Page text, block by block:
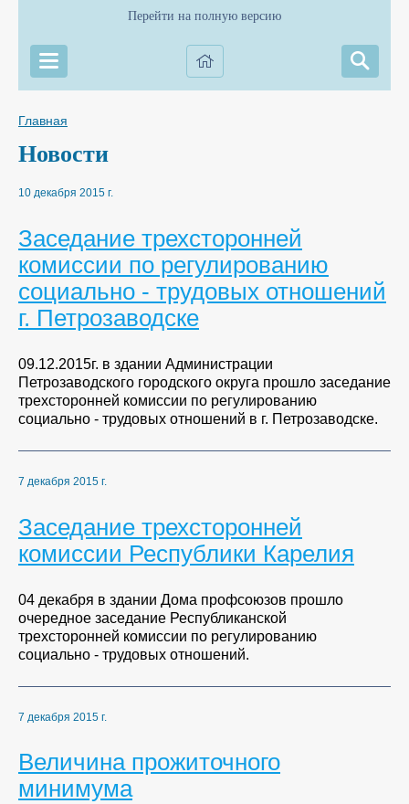
Перейти на полную версию
Главная
Новости
10 декабря 2015 г.
Заседание трехсторонней
комиссии по регулированию
социально - трудовых отношений
г. Петрозаводске
09.12.2015г. в здании Администрации
Петрозаводского городского округа прошло заседание
трехсторонней комиссии по регулированию
социально - трудовых отношений в г. Петрозаводске.
7 декабря 2015 г.
Заседание трехсторонней
комиссии Республики Карелия
04 декабря в здании Дома профсоюзов прошло
очередное заседание Республиканской
трехсторонней комиссии по регулированию
социально - трудовых отношений.
7 декабря 2015 г.
Величина прожиточного
минимума